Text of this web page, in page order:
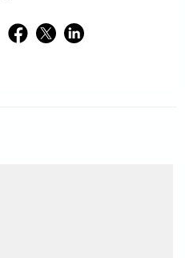
Facebook
TwitterLinkedIn